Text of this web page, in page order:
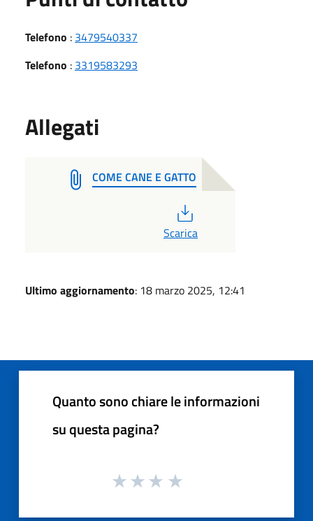
Telefono : 3479540337
Telefono : 3319583293
Allegati
COME CANE E GATTO
Scarica
Ultimo aggiornamento: 18 marzo 2025, 12:41
Quanto sono chiare le informazioni
su questa pagina?